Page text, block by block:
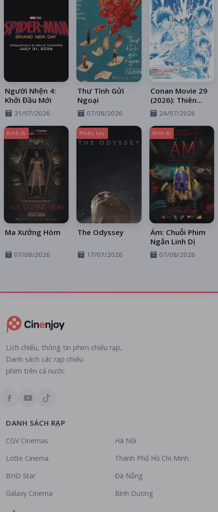
Người Nhện 4:
Khởi Đầu Mới
31/07/2026
Thư Tình Gửi
Ngoại
07/08/2026
Conan Movie 29
(2026): Thiên
Thần Sa Ngã
Trên Xa Lộ
24/07/2026
Kinh dị
Ma Xưởng Hòm
07/08/2026
Phiêu lưu
The Odyssey
17/07/2026
Kinh dị
Ám: Chuỗi Phim
Ngắn Linh Dị
07/08/2026
Lịch chiếu, thông tin phim chiếu rạp,
Danh sách các rạp chiếu
phim trên cả nước.
DANH SÁCH RẠP
CGV Cinemas
Lotte Cinema
BHD Star
Galaxy Cinema
Hà Nội
Thành Phố Hồ Chí Minh
Đà Nẵng
Bình Dương